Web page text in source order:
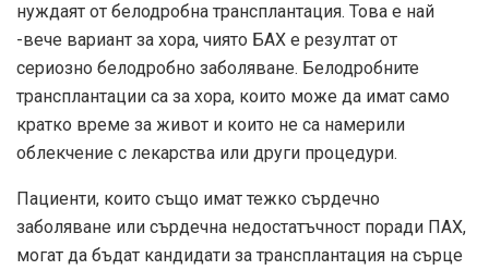
нуждаят от белодробна трансплантация. Това е най
-вече вариант за хора, чиято БАХ е резултат от
сериозно белодробно заболяване. Белодробните
трансплантации са за хора, които може да имат само
кратко време за живот и които не са намерили
облекчение с лекарства или други процедури.
Пациенти, които също имат тежко сърдечно
заболяване или сърдечна недостатъчност поради ПАХ,
могат да бъдат кандидати за трансплантация на сърце